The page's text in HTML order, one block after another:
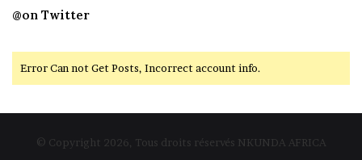
@on Twitter
Error Can not Get Posts, Incorrect account info.
© Copyright 2026, Tous droits réservés NKUNDA AFRICA